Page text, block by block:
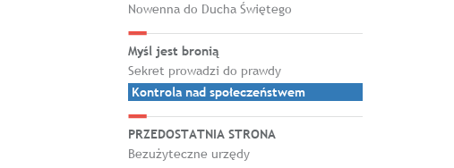
Nowenna do Ducha Świętego
Myśl jest bronią
Sekret prowadzi do prawdy
Kontrola nad społeczeństwem
PRZEDOSTATNIA STRONA
Bezużyteczne urzędy